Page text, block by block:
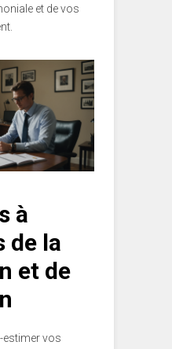
et de vos
à
de la
et de
estimer vos